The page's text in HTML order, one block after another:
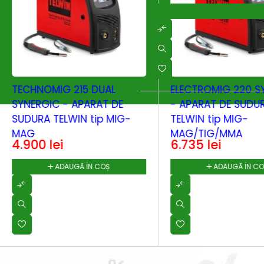
TECHNOMIG 215 DUAL
SYNERGIC - APARAT DE
SUDURA TELWIN tip MIG-
MAG
4.900 lei
ADAUGĂ ÎN COȘ
ELECTROMIG 220
- APARAT DE
TELWIN tip MIG-
MAG/TIG/MMA
6.735 lei
ADAUGĂ ÎN